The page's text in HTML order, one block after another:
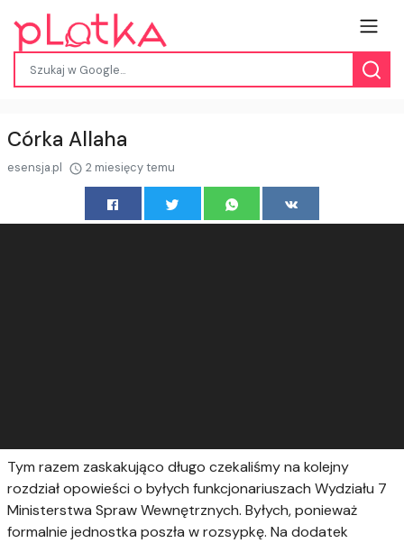
Córka Allaha
esensja.pl 2 miesięcy temu
Tym razem zaskakująco długo czekaliśmy na kolejny
rozdział opowieści o byłych funkcjonariuszach Wydziału 7
Ministerstwa Spraw Wewnętrznych. Byłych, ponieważ
formalnie jednostka poszła w rozsypkę. Na dodatek